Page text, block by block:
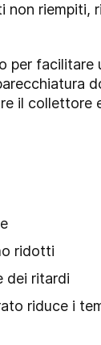
riempiti,
per facilitare
il collettore
ridotti
dei ritardi
riduce i